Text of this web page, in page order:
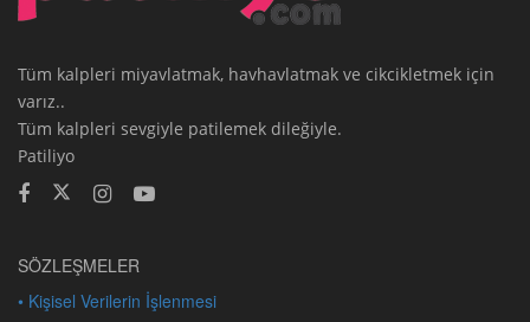
Tüm kalpleri miyavlatmak, havhavlatmak ve cikcikletmek için
varız..
Tüm kalpleri sevgiyle patilemek dileğiyle.
Patiliyo
SÖZLEŞMELER
• Kişisel Verilerin İşlenmesi